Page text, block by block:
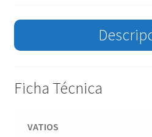
Ficha Técnica
VATIOS